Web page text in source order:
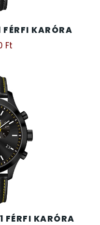
KARÓRA
Ft
KARÓRA